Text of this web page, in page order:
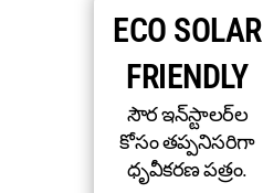
ECO SOLAR
FRIENDLY
సౌర ఇన్‌స్టాలర్‌ల
కోసం తప్పనిసరిగా
ధృవీకరణ పత్రం.